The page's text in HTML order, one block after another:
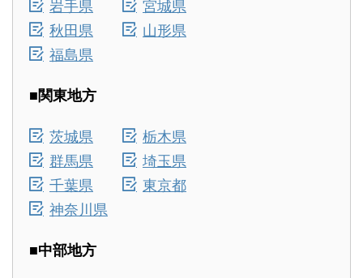
岩手県
宮城県
秋田県
山形県
福島県
■関東地方
茨城県
栃木県
群馬県
埼玉県
千葉県
東京都
神奈川県
■中部地方